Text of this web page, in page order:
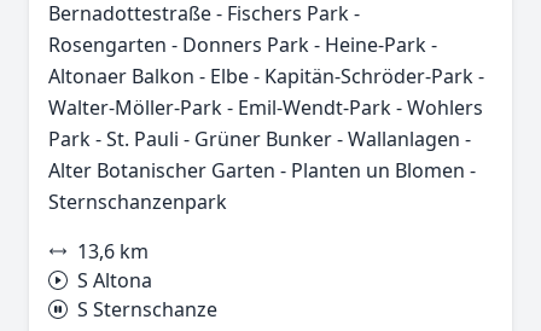
Bernadottestraße - Fischers Park -
Rosengarten - Donners Park - Heine-Park -
Altonaer Balkon - Elbe - Kapitän-Schröder-Park -
Walter-Möller-Park - Emil-Wendt-Park - Wohlers
Park - St. Pauli - Grüner Bunker - Wallanlagen -
Alter Botanischer Garten - Planten un Blomen -
Sternschanzenpark
13,6 km
S Altona
S Sternschanze